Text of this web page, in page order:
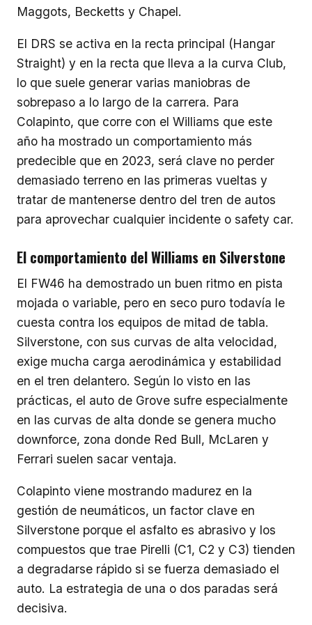
Maggots, Becketts y Chapel.
El DRS se activa en la recta principal (Hangar
Straight) y en la recta que lleva a la curva Club,
lo que suele generar varias maniobras de
sobrepaso a lo largo de la carrera. Para
Colapinto, que corre con el Williams que este
año ha mostrado un comportamiento más
predecible que en 2023, será clave no perder
demasiado terreno en las primeras vueltas y
tratar de mantenerse dentro del tren de autos
para aprovechar cualquier incidente o safety car.
El comportamiento del Williams en Silverstone
El FW46 ha demostrado un buen ritmo en pista
mojada o variable, pero en seco puro todavía le
cuesta contra los equipos de mitad de tabla.
Silverstone, con sus curvas de alta velocidad,
exige mucha carga aerodinámica y estabilidad
en el tren delantero. Según lo visto en las
prácticas, el auto de Grove sufre especialmente
en las curvas de alta donde se genera mucho
downforce, zona donde Red Bull, McLaren y
Ferrari suelen sacar ventaja.
Colapinto viene mostrando madurez en la
gestión de neumáticos, un factor clave en
Silverstone porque el asfalto es abrasivo y los
compuestos que trae Pirelli (C1, C2 y C3) tienden
a degradarse rápido si se fuerza demasiado el
auto. La estrategia de una o dos paradas será
decisiva.